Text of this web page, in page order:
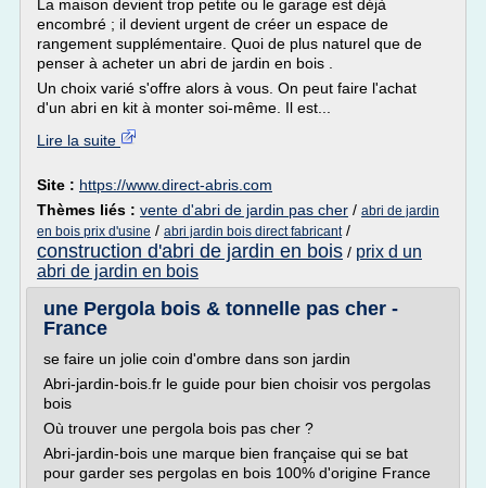
La maison devient trop petite ou le garage est déjà
encombré ; il devient urgent de créer un espace de
rangement supplémentaire. Quoi de plus naturel que de
penser à acheter un abri de jardin en bois .
Un choix varié s'offre alors à vous. On peut faire l'achat
d'un abri en kit à monter soi-même. Il est...
Lire la suite
Site : https://www.direct-abris.com
Thèmes liés : vente d'abri de jardin pas cher / abri de jardin
en bois prix d'usine / abri jardin bois direct fabricant/
construction d'abri de jardin en bois / prix d un
abri de jardin en bois
une Pergola bois & tonnelle pas cher -
France
se faire un jolie coin d'ombre dans son jardin
Abri-jardin-bois.fr le guide pour bien choisir vos pergolas
bois
Où trouver une pergola bois pas cher ?
Abri-jardin-bois une marque bien française qui se bat
pour garder ses pergolas en bois 100% d'origine France